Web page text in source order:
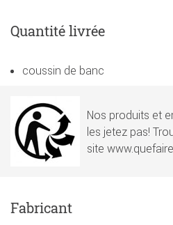
Quantité livrée
coussin de banc
Nos produits et
les jetez pas!
site
Fabricant